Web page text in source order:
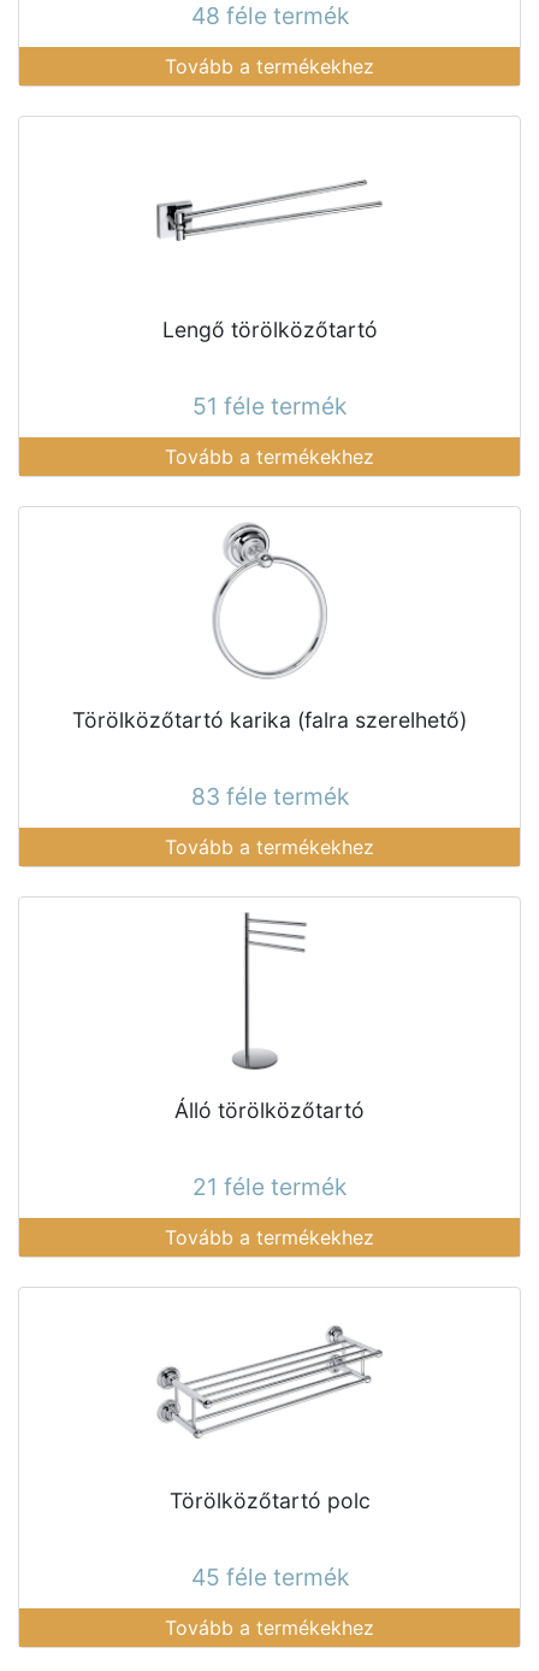
48 féle termék
Tovább a termékekhez
Lengő törölközőtartó
51 féle termék
Tovább a termékekhez
Törölközőtartó karika (falra szerelhető)
83 féle termék
Tovább a termékekhez
Álló törölközőtartó
21 féle termék
Tovább a termékekhez
Törölközőtartó polc
45 féle termék
Tovább a termékekhez